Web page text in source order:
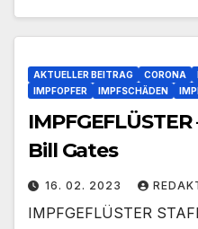
AKTUELLER BEITRAG CORONA
IMPFOPFER
IMPFSCHÄDEN
Bill Gates
16. 02. 2023
IMPFGEFLÜSTER